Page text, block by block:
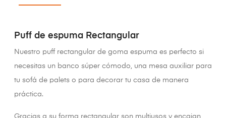
Puff de espuma Rectangular
Nuestro puff rectangular de goma espuma es perfecto si
necesitas un banco súper cómodo, una mesa auxiliar para
tu sofá de palets o para decorar tu casa de manera
práctica.
Gracias a su forma rectangular son multiusos y encajan